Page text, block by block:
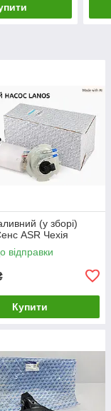
(у зборі)
ASR Чехія
відправки
Купити